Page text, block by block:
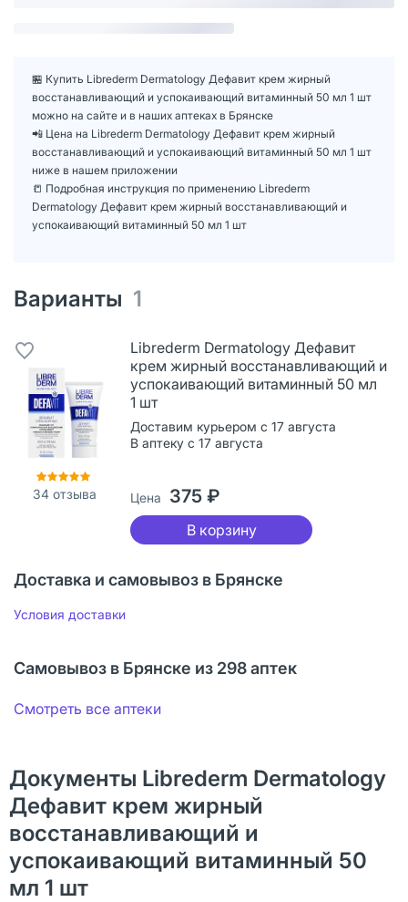
🏪 Купить Librederm Dermatology Дефавит крем жирный
восстанавливающий и успокаивающий витаминный 50 мл 1 шт
можно на сайте и в наших аптеках в Брянске
📲 Цена на Librederm Dermatology Дефавит крем жирный
восстанавливающий и успокаивающий витаминный 50 мл 1 шт
ниже в нашем приложении
📒 Подробная инструкция по применению Librederm
Dermatology Дефавит крем жирный восстанавливающий и
успокаивающий витаминный 50 мл 1 шт
Варианты 1
34 отзыва
Librederm Dermatology Дефавит
крем жирный восстанавливающий и
успокаивающий витаминный 50 мл
1 шт
Доставим курьером с 17 августа
В аптеку с 17 августа
Цена 375 ₽
В корзину
Доставка и самовывоз в Брянске
Условия доставки
Самовывоз в Брянске из 298 аптек
Смотреть все аптеки
Документы Librederm Dermatology
Дефавит крем жирный
восстанавливающий и
успокаивающий витаминный 50
мл 1 шт